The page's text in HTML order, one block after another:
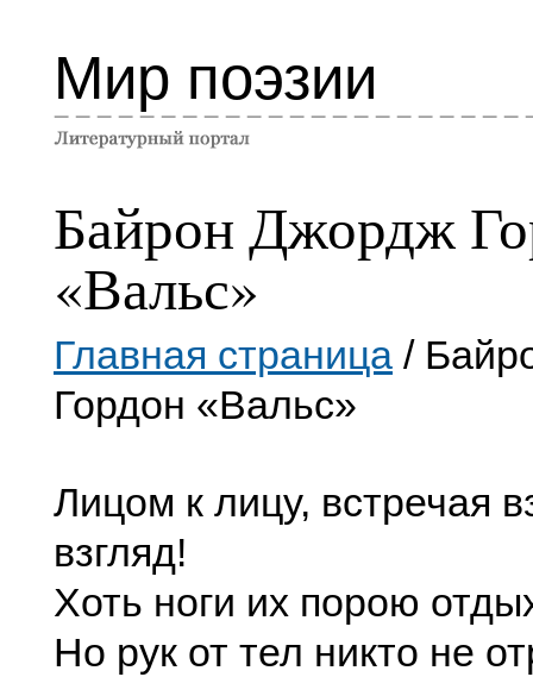
Мир поэзии
Байрон Джордж
«Вальс»
Главная страница /
Гордон «Вальс»
Лицом к лицу, встречая
взгляд!
Хоть ноги их порою
Но рук от тел никто не